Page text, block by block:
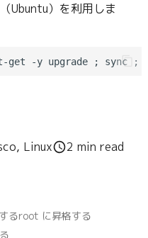
, Linux 2 min read
るroot に昇格する
Ubuntu）を利用しま